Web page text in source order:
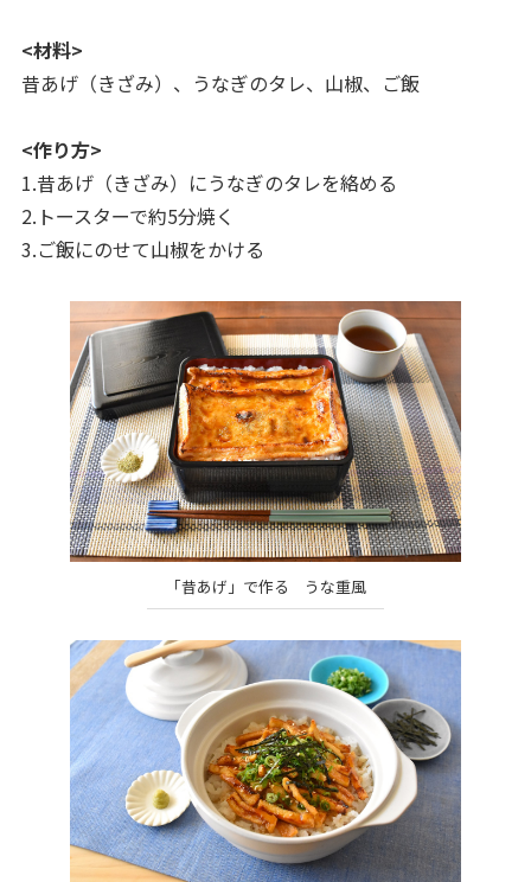
<材料>
昔あげ（きざみ）、うなぎのタレ、山椒、ご飯
<作り方>
1.昔あげ（きざみ）にうなぎのタレを絡める
2.トースターで約5分焼く
3.ご飯にのせて山椒をかける
「昔あげ」で作る うな重風